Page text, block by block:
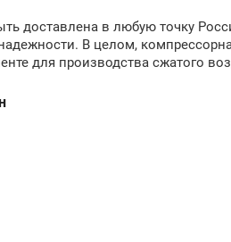
доставлена в любую точку
В целом,
для производства сжатого